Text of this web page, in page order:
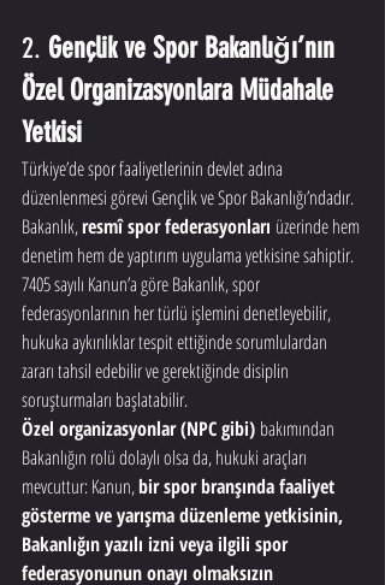
2. Gençlik ve Spor Bakanlığı’nın
Özel Organizasyonlara Müdahale
Yetkisi
Türkiye’de spor faaliyetlerinin devlet adına
düzenlenmesi görevi Gençlik ve Spor Bakanlığı’ndadır.
Bakanlık, resmî spor federasyonları üzerinde hem
denetim hem de yaptırım uygulama yetkisine sahiptir.
7405 sayılı Kanun’a göre Bakanlık, spor
federasyonlarının her türlü işlemini denetleyebilir,
hukuka aykırılıklar tespit ettiğinde sorumlulardan
zararı tahsil edebilir ve gerektiğinde disiplin
soruşturmaları başlatabilir.
Özel organizasyonlar (NPC gibi) bakımından
Bakanlığın rolü dolaylı olsa da, hukuki araçları
mevcuttur: Kanun, bir spor branşında faaliyet
gösterme ve yarışma düzenleme yetkisinin,
Bakanlığın yazılı izni veya ilgili spor
federasyonunun onayı olmaksızın